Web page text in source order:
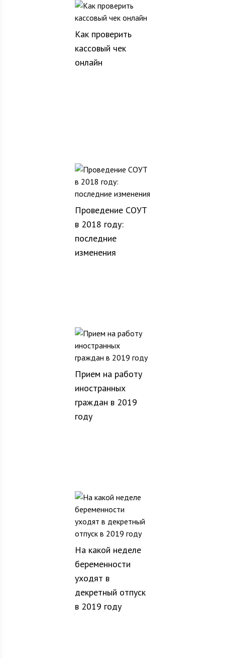
Как проверить
кассовый чек
онлайн
Проведение СОУТ
в 2018 году:
последние
изменения
Прием на работу
иностранных
граждан в 2019
году
На какой неделе
беременности
уходят в
декретный отпуск
в 2019 году